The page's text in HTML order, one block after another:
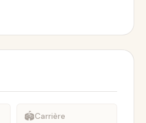
🏟️Carrière